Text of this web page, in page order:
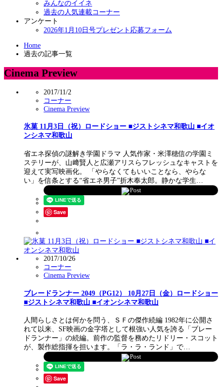
みんなのイイネ
過去の人気連載コーナー
アンケート
2026年1月10日号プレゼント応募フォーム
Home
過去の記事一覧
Cinema Preview
2017/11/2
コーナー
Cinema Preview
氷菓 11月3日（祝）ロードショー ■ジストシネマ和歌山 ■イオ
ンシネマ和歌山
省エネ探偵の謎解き学園ドラマ 人気作家・米澤穂信の学園ミ
ステリーが、山﨑賢人と広瀬アリスらフレッシュなキャストを
迎えて実写映画化。 「やらなくてもいいことなら、やらな
い」を信条とする“省エネ男子”折木奉太郎。静かな学生…
Post
Save
2017/10/26
コーナー
Cinema Preview
ブレードランナー 2049（PG12） 10月27日（金）ロードショー
■ジストシネマ和歌山 ■イオンシネマ和歌山
人間らしさとは何かを問う、ＳＦの傑作続編 1982年に公開さ
れて以来、SF映画の金字塔として根強い人気を誇る「ブレー
ドランナー」の続編。前作の監督を務めたリドリー・スコット
が、製作総指揮を担います。「ラ・ラ・ランド」で…
Post
Save